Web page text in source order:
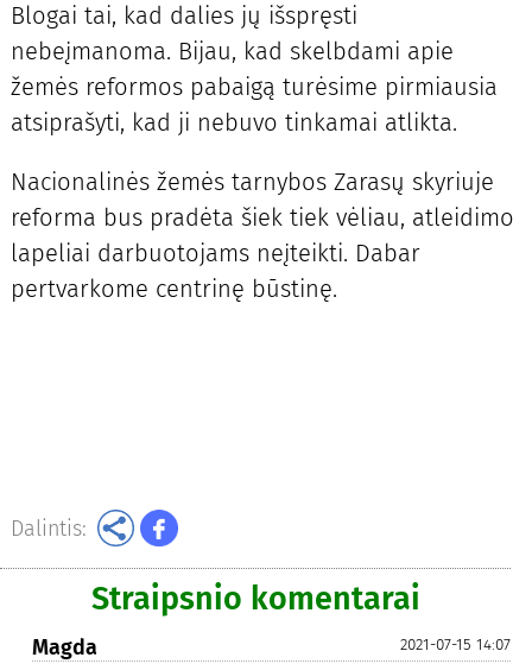
Blogai tai, kad dalies jų išspręsti
nebeįmanoma. Bijau, kad skelbdami apie
žemės reformos pabaigą turėsime pirmiausia
atsiprašyti, kad ji nebuvo tinkamai atlikta.
Nacionalinės žemės tarnybos Zarasų skyriuje
reforma bus pradėta šiek tiek vėliau, atleidimo
lapeliai darbuotojams neįteikti. Dabar
pertvarkome centrinę būstinę.
Dalintis:
Straipsnio komentarai
2021-07-15 14:07
Magda